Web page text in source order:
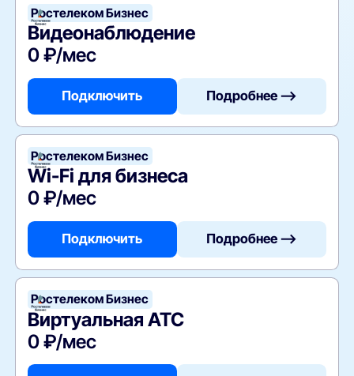
Ростелеком Бизнес
Видеонаблюдение
0 ₽/мес
Подключить Подробнее —>
Ростелеком Бизнес
Wi-Fi для бизнеса
0 ₽/мес
Подключить Подробнее —>
Ростелеком Бизнес
Виртуальная АТС
0 ₽/мес